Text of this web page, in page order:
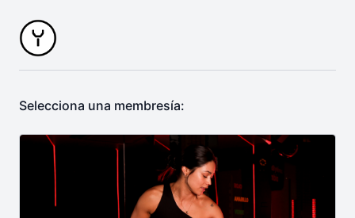
Selecciona una membresía: